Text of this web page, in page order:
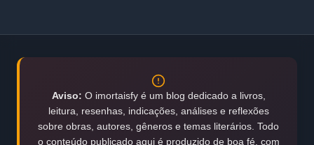
Aviso: O imortaisfy é um blog dedicado a livros,
leitura, resenhas, indicações, análises e reflexões
sobre obras, autores, gêneros e temas literários. Todo
o conteúdo publicado aqui é produzido de boa fé, com